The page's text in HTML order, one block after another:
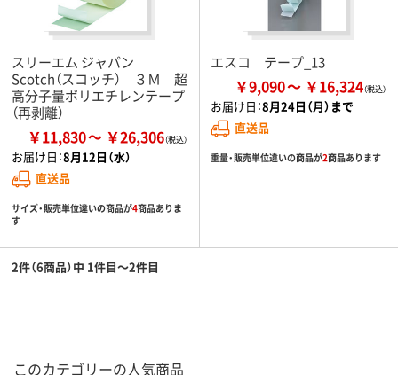
スリーエム ジャパン
Scotch（スコッチ） ３Ｍ 超
高分子量ポリエチレンテープ
（再剥離）
￥11,830 ￥26,306
お届け日：8月12日（水）
直送品
サイズ・販売単位違いの商品が4商品ありま
す
エスコ テープ_13
￥9,090 ￥16,324
お届け日：8月24日（月）まで
直送品
重量・販売単位違いの商品が2商品あります
2件（6商品）中 1件目～2件目
このカテゴリーの人気商品